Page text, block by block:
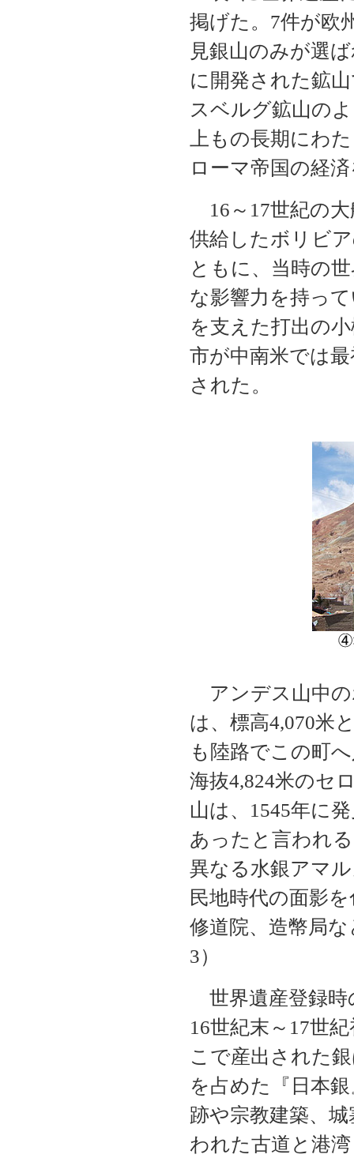
掲げた。7件が欧
見銀山のみが選
に開発された鉱
スベルグ鉱山の
上もの長期にわ
ローマ帝国の経
16～17世紀の
供給したボリビ
ともに、当時の
な影響力を持っ
を支えた打出の
市が中南米では
された。
アンデス山中の
は、標高4,070米
も陸路でこの町
海抜4,824米のセ
山は、1545年に
あったと言われ
異なる水銀アマ
民地時代の面影
修道院、造幣局
3）
世界遺産登録時
16世紀末～17世
こで産出された
を占めた『日本
跡や宗教建築、
われた古道と港